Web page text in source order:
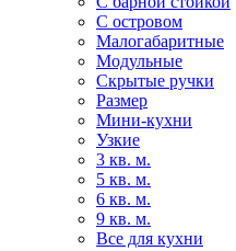
С островом
Малогабаритные
Модульные
Скрытые ручки
Размер
Мини-кухни
Узкие
3 кв. м.
5 кв. м.
6 кв. м.
9 кв. м.
Все для кухни